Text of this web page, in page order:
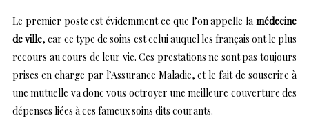
Le premier poste est évidemment ce que l’on appelle la médecine
de ville, car ce type de soins est celui auquel les français ont le plus
recours au cours de leur vie. Ces prestations ne sont pas toujours
prises en charge par l’Assurance Maladie, et le fait de souscrire à
une mutuelle va donc vous octroyer une meilleure couverture des
dépenses liées à ces fameux soins dits courants.